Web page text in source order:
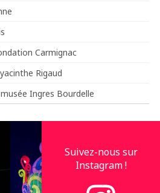
Carmignac
Rigaud
Ingres Bourdelle
Suivez-nous sur
Instagram !